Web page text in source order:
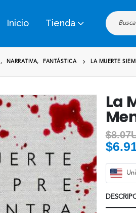
Inicio Tienda
, NARRATIVA, FANTÁSTICA LA MUERTE
La
$
$